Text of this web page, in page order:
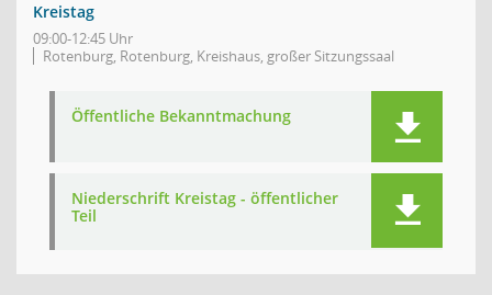
Kreistag
09:00-12:45 Uhr
Rotenburg, Rotenburg, Kreishaus, großer Sitzungssaal
Öffentliche Bekanntmachung
Niederschrift Kreistag - öffentlicher
Teil